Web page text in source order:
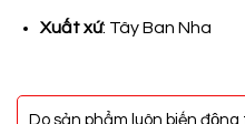
Xuất xứ: Tây Ban Nha
Do sản phẩm luôn biến